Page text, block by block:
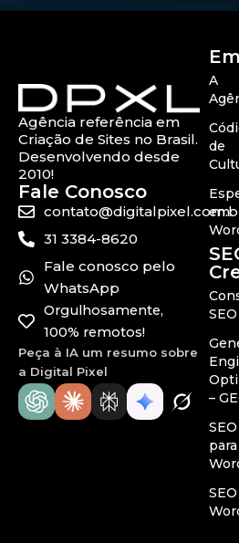
Agência referência em
Criação de Sites no Brasil.
Desenvolvendo desde
2010!
Fale Conosco
31 3384-8620
Fale conosco pelo
WhatsApp
Orgulhosamente,
100% remotos!
Peça à IA um resumo sobre
a Digital Pixel
A
de
em
SEO
–
para